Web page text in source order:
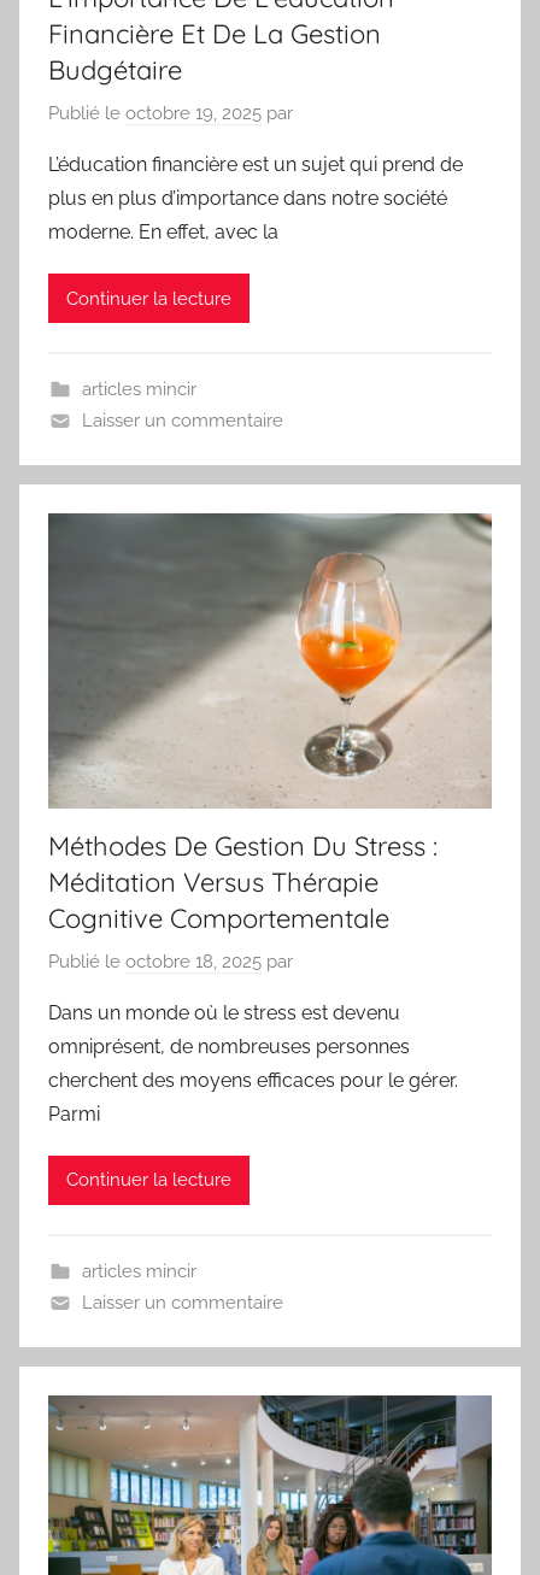
Financière Et De La Gestion
Budgétaire
Publié le octobre 19, 2025 par
L’éducation financière est un sujet qui prend de
plus en plus d’importance dans notre société
moderne. En effet, avec la
Continuer la lecture
articles mincir
Laisser un commentaire
Méthodes De Gestion Du Stress :
Méditation Versus Thérapie
Cognitive Comportementale
Publié le octobre 18, 2025 par
Dans un monde où le stress est devenu
omniprésent, de nombreuses personnes
cherchent des moyens efficaces pour le gérer.
Parmi
Continuer la lecture
articles mincir
Laisser un commentaire